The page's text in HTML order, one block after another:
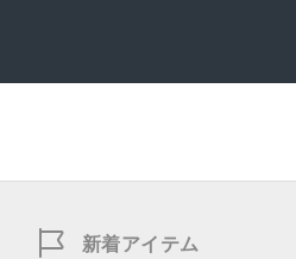
新着アイテム